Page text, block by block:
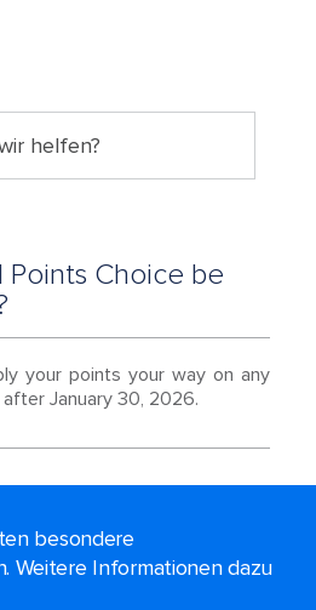
helfen?
Points Choice be
your points your way on any
January 30, 2026.
besondere
Weitere Informationen dazu